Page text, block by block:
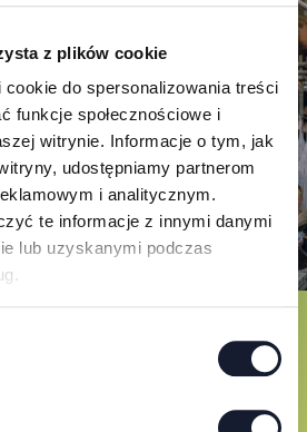
z plików cookie
do spersonalizowania treści
funkcje społecznościowe i
witrynie. Informacje o tym, jak
udostępniamy partnerom
i analitycznym.
te informacje z innymi danymi
lub uzyskanymi podczas